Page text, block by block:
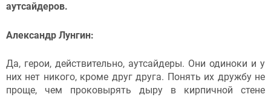
аутсайдеров.
Александр Лунгин:
Да, герои, действительно, аутсайдеры. Они одиноки и у
них нет никого, кроме друг друга. Понять их дружбу не
проще, чем проковырять дыру в кирпичной стене